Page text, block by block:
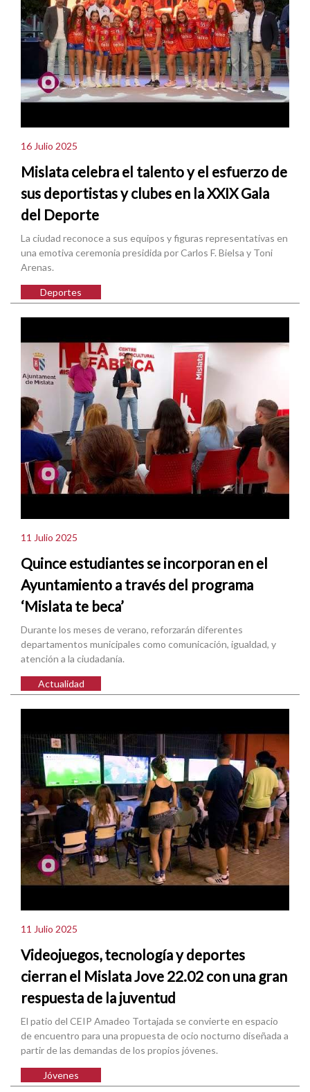
16 Julio 2025
Mislata celebra el talento y el esfuerzo de
sus deportistas y clubes en la XXIX Gala
del Deporte
La ciudad reconoce a sus equipos y figuras representativas en
una emotiva ceremonia presidida por Carlos F. Bielsa y Toni
Arenas.
Deportes
11 Julio 2025
Quince estudiantes se incorporan en el
Ayuntamiento a través del programa
‘Mislata te beca’
Durante los meses de verano, reforzarán diferentes
departamentos municipales como comunicación, igualdad, y
atención a la ciudadanía.
Actualidad
11 Julio 2025
Videojuegos, tecnología y deportes
cierran el Mislata Jove 22.02 con una gran
respuesta de la juventud
El patio del CEIP Amadeo Tortajada se convierte en espacio
de encuentro para una propuesta de ocio nocturno diseñada a
partir de las demandas de los propios jóvenes.
Jóvenes